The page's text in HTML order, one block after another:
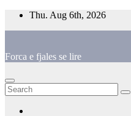
Skip
Thu. Aug 6th, 2026
Forca e fjales se lire